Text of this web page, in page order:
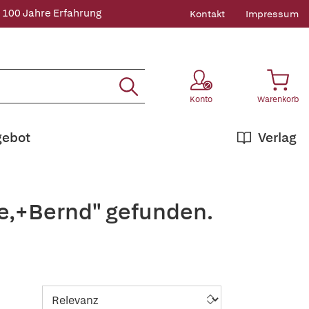
100 Jahre Erfahrung Kontakt Impressum
Konto Warenkorb
Verlag
gefunden.